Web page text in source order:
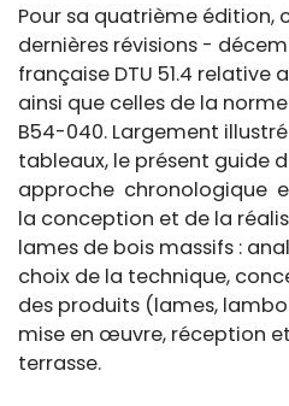
Pour sa quatrième édition,
dernières révisions -
française DTU 51.4 relative
ainsi que celles de la
B54-040. Largement
tableaux, le présent guide
approche chronologique
la conception et de la
lames de bois massifs :
choix de la technique,
des produits (lames,
mise en œuvre, réception
terrasse.